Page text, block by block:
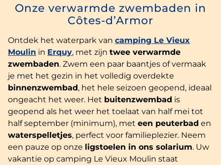
Onze verwarmde zwembaden in
Côtes-d’Armor
Ontdek het waterpark van camping Le Vieux
Moulin in Erquy, met zijn twee verwarmde
zwembaden. Zwem een paar baantjes of vermaak
je met het gezin in het volledig overdekte
binnenzwembad, het hele seizoen geopend, ideaal
ongeacht het weer. Het buitenzwembad is
geopend als het weer het toelaat van half mei tot
half september (minimum), met een peuterbad en
waterspelletjes, perfect voor familieplezier. Neem
een pauze op onze ligstoelen in ons solarium. Uw
vakantie op camping Le Vieux Moulin staat